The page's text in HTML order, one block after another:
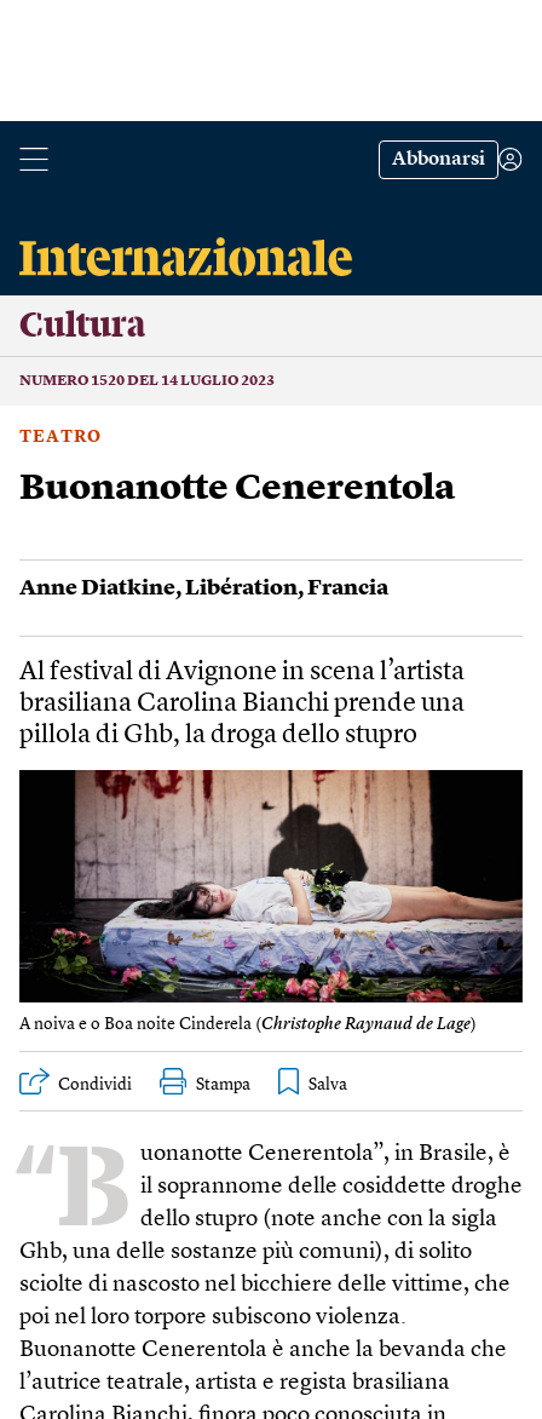
Abbonarsi
Cultura
NUMERO 1520 DEL 14 LUGLIO 2023
TEATRO
Buonanotte Cenerentola
Anne Diatkine,Libération,Francia
Al festival di Avignone in scena l’artista
brasiliana Carolina Bianchi prende una
pillola di Ghb, la droga dello stupro
A noiva e o Boa noite Cinderela (Christophe Raynaud de Lage)
Condividi Stampa
“B uonanotte Cenerentola”, in Brasile, è
il soprannome delle cosiddette droghe
dello stupro (note anche con la sigla
Ghb, una delle sostanze più comuni), di solito
sciolte di nascosto nel bicchiere delle vittime, che
poi nel loro torpore subiscono violenza.
Buonanotte Cenerentola è anche la bevanda che
l’autrice teatrale, artista e regista brasiliana